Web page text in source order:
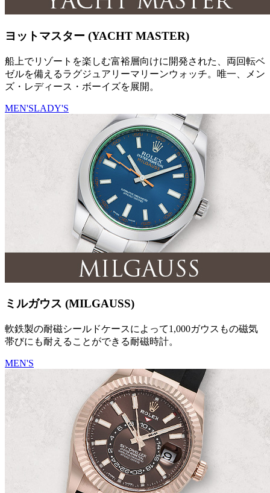
ヨットマスター (YACHT MASTER)
船上でリゾートを楽しむ富裕層向けに開発された、両回転ベ
ゼルを備えるラグジュアリーマリーンウォッチ。唯一、メン
ズ・レディース・ボーイズを展開。
MEN'SLADY'S
ミルガウス (MILGAUSS)
軟鉄製の耐磁シールドケースによって1,000ガウスもの磁気
帯びにも耐えることができる耐磁時計。
MEN'S